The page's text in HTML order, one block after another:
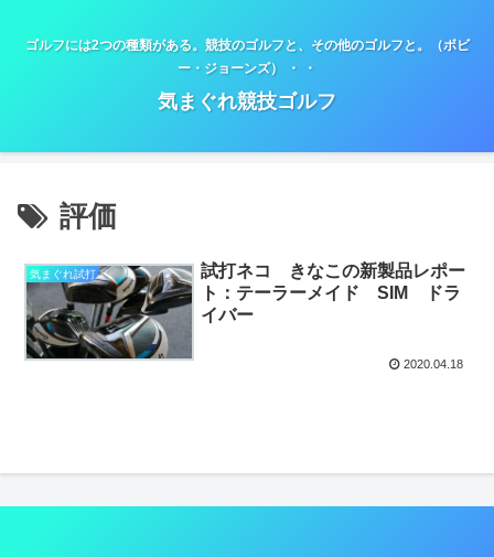
ゴルフには2つの種類がある。競技のゴルフと、その他のゴルフと。（ボビ
ー・ジョーンズ） ・ ・
気まぐれ競技ゴルフ
評価
気まぐれ試打
試打ネコ きなこの新製品レポー
ト：テーラーメイド SIM ドラ
イバー
2020.04.18